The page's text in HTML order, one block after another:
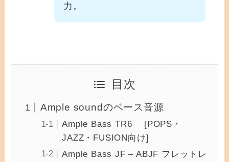
力。
目次
Ample soundのベース音源
Ample Bass TR6 [POPS・
JAZZ・FUSION向け]
Ample Bass JF – ABJF フレットレ